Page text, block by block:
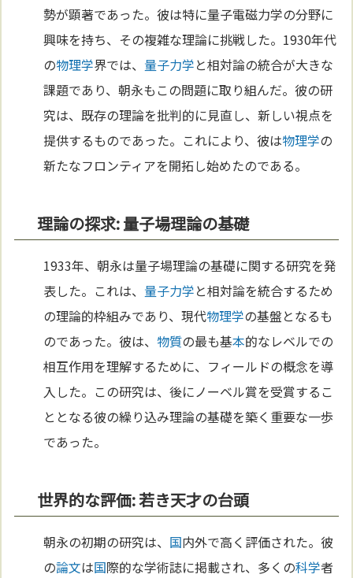
勢が顕著であった。彼は特に量子電磁力学の分野に
興味を持ち、その複雑な理論に挑戦した。1930年代
の物理学界では、 量子力学と相対論の統合が大きな
課題であり、朝永もこの問題に取り組んだ。彼の研
究は、既存の理論を批判的に見直し、新しい視点を
提供するものであった。これにより、彼は物理学の
新たなフロンティアを開拓し始めたのである。
理論の探求: 量子場理論の基礎
1933年、朝永は量子場理論の基礎に関する研究を発
表した。これは、 量子力学と相対論を統合するため
の理論的枠組みであり、現代物理学の基盤となるも
のであった。彼は、 物質の最も基本的なレベルでの
相互作用を理解するために、フィールドの概念を導
入した。この研究は、後にノーベル賞を受賞するこ
ととなる彼の繰り込み理論の基礎を築く重要な一歩
であった。
世界的な評価: 若き天才の台頭
朝永の初期の研究は、 国内外で高く評価された。彼
の論文は国際的な学術誌に掲載され、多くの科学者